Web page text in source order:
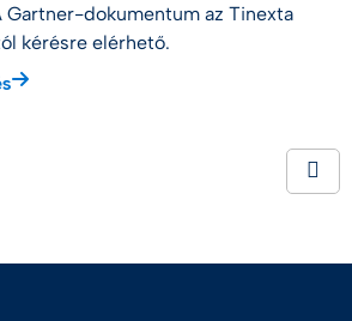
Gartner-dokumentum az Tinexta
kérésre elérhető.